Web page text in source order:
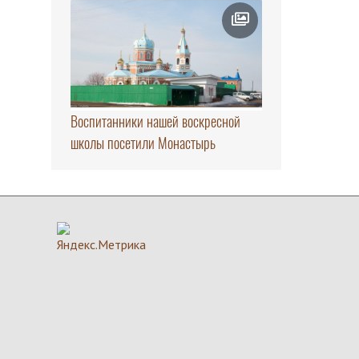
Воспитанники нашей воскресной
школы посетили Монастырь